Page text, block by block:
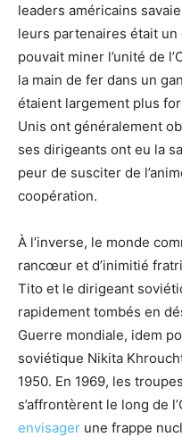
leaders américains
leurs partenaires était
pouvait miner l’unité de
la main de fer dans un
étaient largement plus
Unis ont généralement
ses dirigeants ont eu la
peur de susciter de
coopération.
À l’inverse, le monde
rancœur et d’inimitié
Tito et le dirigeant
rapidement tombés en
Guerre mondiale, idem
soviétique Nikita
1950. En 1969, les
s’affrontèrent le long de
envisager une frappe